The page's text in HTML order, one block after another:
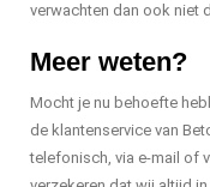
verwachten dan ook niet
Meer weten?
Mocht je nu behoefte
de klantenservice van
telefonisch, via e-mail of